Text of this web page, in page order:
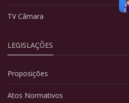
TV Câmara
LEGISLAÇÕES
Proposições
Atos Normativos